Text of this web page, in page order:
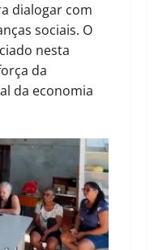
dialogar com
sociais. O
nesta
da
da economia